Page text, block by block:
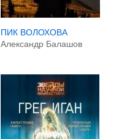
ПИК ВОЛОХОВА
Александр Балашов